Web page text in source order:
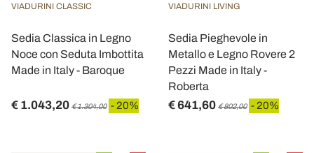
VIADURINI CLASSIC
Sedia Classica in Legno
Noce con Seduta Imbottita
Made in Italy - Baroque
€ 1.043,20 € 1.304,00 - 20%
VIADURINI LIVING
Sedia Pieghevole in
Metallo e Legno Rovere 2
Pezzi Made in Italy -
Roberta
€ 641,60 € 802,00 - 20%